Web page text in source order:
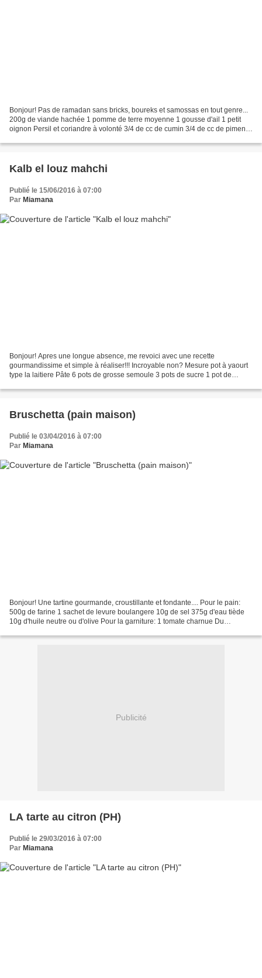
Bonjour! Pas de ramadan sans bricks, boureks et samossas en tout genre...
200g de viande hachée 1 pomme de terre moyenne 1 gousse d'ail 1 petit
oignon Persil et coriandre à volonté 3/4 de cc de cumin 3/4 de cc de piment
Kalb el louz mahchi
Publié le 15/06/2016 à 07:00
Par Miamana
Bonjour! Apres une longue absence, me revoici avec une recette
gourmandissime et simple à réaliser!!! Incroyable non? Mesure pot à yaourt
type la laitiere Pâte 6 pots de grosse semoule 3 pots de sucre 1 pot de
Bruschetta (pain maison)
Publié le 03/04/2016 à 07:00
Par Miamana
Bonjour! Une tartine gourmande, croustillante et fondante.... Pour le pain:
500g de farine 1 sachet de levure boulangere 10g de sel 375g d'eau tiède
10g d'huile neutre ou d'olive Pour la garniture: 1 tomate charnue Du
Publicité
LA tarte au citron (PH)
Publié le 29/03/2016 à 07:00
Par Miamana